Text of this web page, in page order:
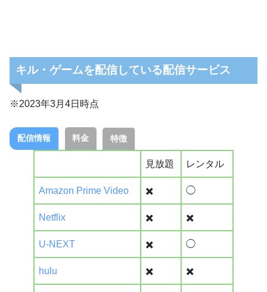
キル・ゲームを配信している配信サービス
※2023年3月4日時点
配信情報 料金 特徴
見放題 レンタル
Amazon Prime Video ✖️ ◯
Netflix ✖️ ✖️
U-NEXT ✖️ ◯
hulu ✖️ ✖️